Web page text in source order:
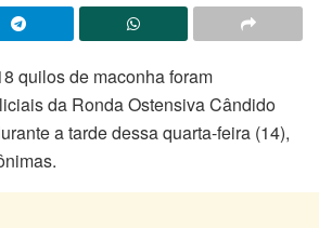
quilos de maconha foram
da Ronda Ostensiva Cândido
a tarde dessa quarta-feira (14),